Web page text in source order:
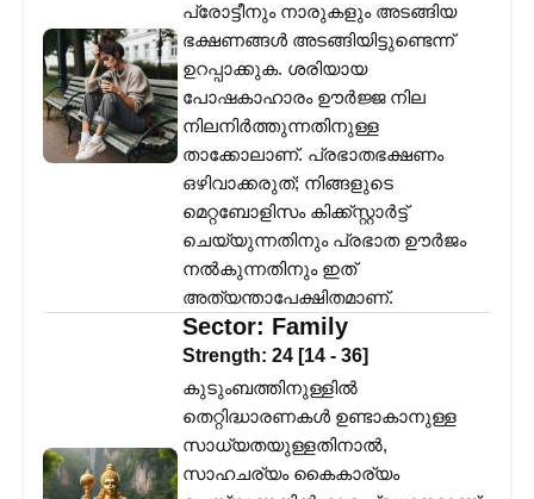
പ്രോട്ടീനും നാരുകളും അടങ്ങിയ
ഭക്ഷണങ്ങൾ അടങ്ങിയിട്ടുണ്ടെന്ന്
ഉറപ്പാക്കുക. ശരിയായ
പോഷകാഹാരം ഊർജ്ജ നില
നിലനിർത്തുന്നതിനുള്ള
താക്കോലാണ്. പ്രഭാതഭക്ഷണം
ഒഴിവാക്കരുത്; നിങ്ങളുടെ
മെറ്റബോളിസം കിക്ക്സ്റ്റാർട്ട്
ചെയ്യുന്നതിനും പ്രഭാത ഊർജം
നൽകുന്നതിനും ഇത്
അത്യന്താപേക്ഷിതമാണ്.
Sector: Family
Strength: 24 [14 - 36]
കുടുംബത്തിനുള്ളിൽ
തെറ്റിദ്ധാരണകൾ ഉണ്ടാകാനുള്ള
സാധ്യതയുള്ളതിനാൽ,
സാഹചര്യം കൈകാര്യം